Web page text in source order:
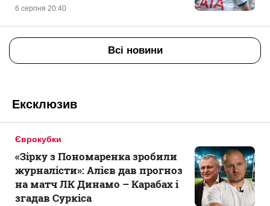
6 серпня 20:40
Всі новини
Ексклюзив
Єврокубки
«Зірку з Пономаренка зробили
журналісти»: Алієв дав прогноз
на матч ЛК Динамо – Карабах і
згадав Суркіса